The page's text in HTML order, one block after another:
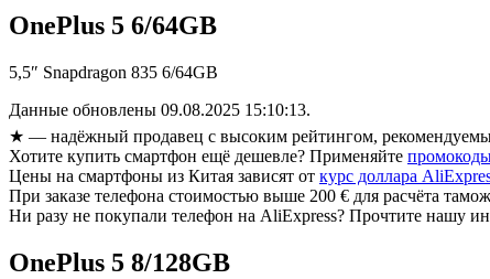
OnePlus 5 6/64GB
5,5″ Snapdragon 835 6/64GB
Данные обновлены 09.08.2025 15:10:13.
★ — надёжный продавец с высоким рейтингом,
Хотите купить смартфон ещё дешевле? Применяйте
Цены на смартфоны из Китая зависят от курс доллара
При заказе телефона стоимостью выше 200 € для расчёта
Ни разу не покупали телефон на AliExpress? Прочтите нашу
OnePlus 5 8/128GB